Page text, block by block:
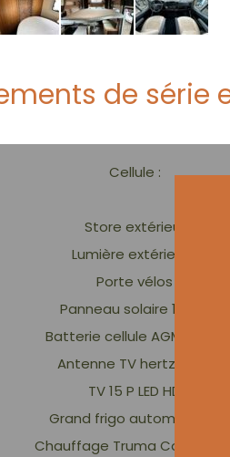
de série
Cellule :
Store extérieur
Lumière extérieure
Porte vélos
Panneau solaire 100 W
Batterie cellule AGM 95 AH
Antenne TV hertzienne
TV 15 P LED HD
Grand frigo automatique
Chauffage Truma Combi gaz